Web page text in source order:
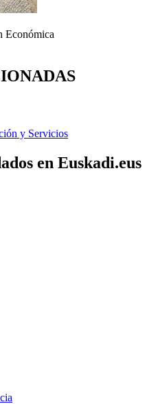
Económica
y Servicios
en Euskadi.eus